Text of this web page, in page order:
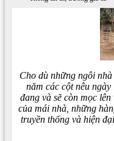
Cho dù những ngôi
năm các cột nêu
đang và sẽ còn mọc
của mái nhà, những
truyền thống và hiện